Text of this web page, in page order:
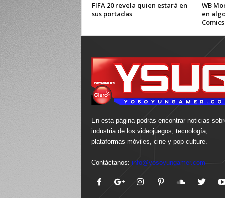
FIFA 20 revela quien estará en
sus portadas
WB
en
Comics
En esta página podrás encontrar noticias
industria de los videojuegos, tecnología,
plataformas móviles, cine y pop culture.
Contáctanos: info@yosoyungamer.com